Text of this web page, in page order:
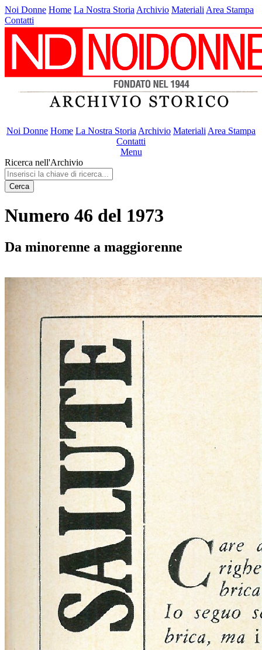
Noi Donne Home La Nostra Storia Archivio Materiali Area Stampa
Contatti
Noi Donne Home La Nostra Storia Archivio Materiali Area Stampa
Contatti
Menu
Ricerca nell'Archivio
Cerca
Numero 46 del 1973
Da minorenne a maggiorenne